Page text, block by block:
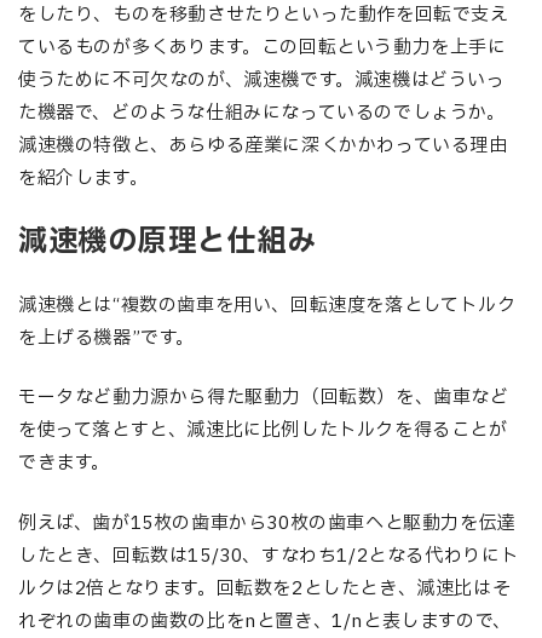
をしたり、ものを移動させたりといった動作を回転で支え
ているものが多くあります。この回転という動力を上手に
使うために不可欠なのが、減速機です。減速機はどういっ
た機器で、どのような仕組みになっているのでしょうか。
減速機の特徴と、あらゆる産業に深くかかわっている理由
を紹介します。
減速機の原理と仕組み
減速機とは“複数の歯車を用い、回転速度を落としてトルク
を上げる機器”です。
モータなど動力源から得た駆動力（回転数）を、歯車など
を使って落とすと、減速比に比例したトルクを得ることが
できます。
例えば、歯が15枚の歯車から30枚の歯車へと駆動力を伝達
したとき、回転数は15/30、すなわち1/2となる代わりにト
ルクは2倍となります。回転数を2としたとき、減速比はそ
れぞれの歯車の歯数の比をnと置き、1/nと表しますので、